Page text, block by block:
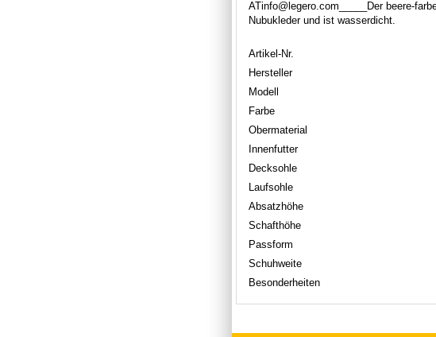
ATinfo@legero.com_____Der beere-
Nubukleder und ist wasserdicht.
Artikel-Nr.
Hersteller
Modell
Farbe
Obermaterial
Innenfutter
Decksohle
Laufsohle
Absatzhöhe
Schafthöhe
Passform
Schuhweite
Besonderheiten